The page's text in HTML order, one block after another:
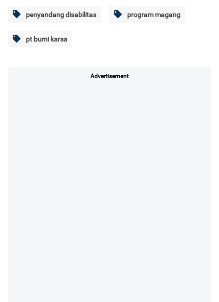
penyandang disabilitas program magang
pt bumi karsa
Advertisement